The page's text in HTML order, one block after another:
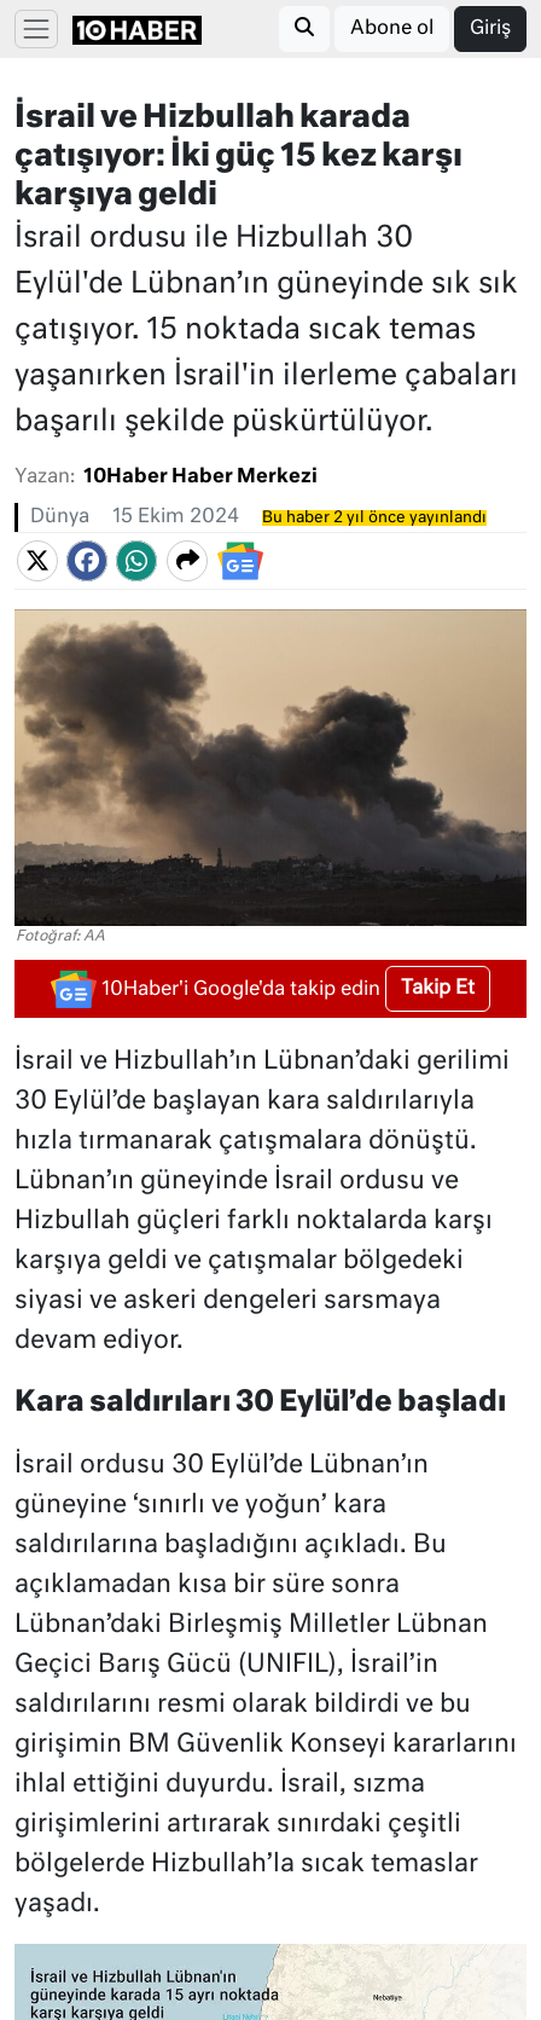
Abone ol Giriş
İsrail ve Hizbullah karada
çatışıyor: İki güç 15 kez karşı
karşıya geldi
İsrail ordusu ile Hizbullah 30
Eylül'de Lübnan’ın güneyinde sık sık
çatışıyor. 15 noktada sıcak temas
yaşanırken İsrail'in ilerleme çabaları
başarılı şekilde püskürtülüyor.
Yazan: 10Haber Haber Merkezi
Dünya 15 Ekim 2024 Bu haber 2 yıl önce yayınlandı
Fotoğraf: AA
10Haber'i Google'da takip edin Takip Et
İsrail ve Hizbullah’ın Lübnan’daki gerilimi
30 Eylül’de başlayan kara saldırılarıyla
hızla tırmanarak çatışmalara dönüştü.
Lübnan’ın güneyinde İsrail ordusu ve
Hizbullah güçleri farklı noktalarda karşı
karşıya geldi ve çatışmalar bölgedeki
siyasi ve askeri dengeleri sarsmaya
devam ediyor.
Kara saldırıları 30 Eylül’de başladı
İsrail ordusu 30 Eylül’de Lübnan’ın
güneyine ‘sınırlı ve yoğun’ kara
saldırılarına başladığını açıkladı. Bu
açıklamadan kısa bir süre sonra
Lübnan’daki Birleşmiş Milletler Lübnan
Geçici Barış Gücü (UNIFIL), İsrail’in
saldırılarını resmi olarak bildirdi ve bu
girişimin BM Güvenlik Konseyi kararlarını
ihlal ettiğini duyurdu. İsrail, sızma
girişimlerini artırarak sınırdaki çeşitli
bölgelerde Hizbullah’la sıcak temaslar
yaşadı.